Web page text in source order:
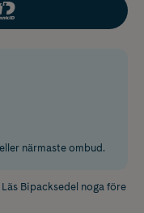
närmaste ombud.
Bipacksedel noga före